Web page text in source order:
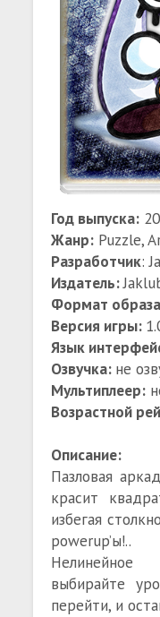
Год выпуска:
Жанр: Puzzle,
Разработчик:
Издатель:
Формат
Версия игры:
Язык
Озвучка: не
Мультиплеер:
Возрастной
Описание:
Пазловая
красит
избегая
powerup’ы!..
выбирайте
перейти, и